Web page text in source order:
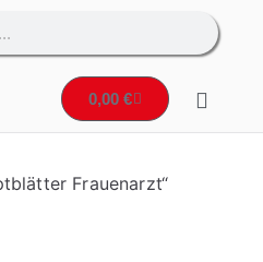
0,00€
Frauenarzt“